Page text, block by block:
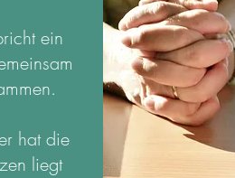
ein
hat die
liegt